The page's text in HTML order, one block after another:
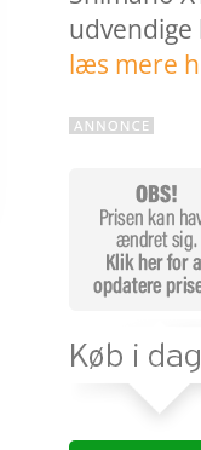
udvendige
læs mere